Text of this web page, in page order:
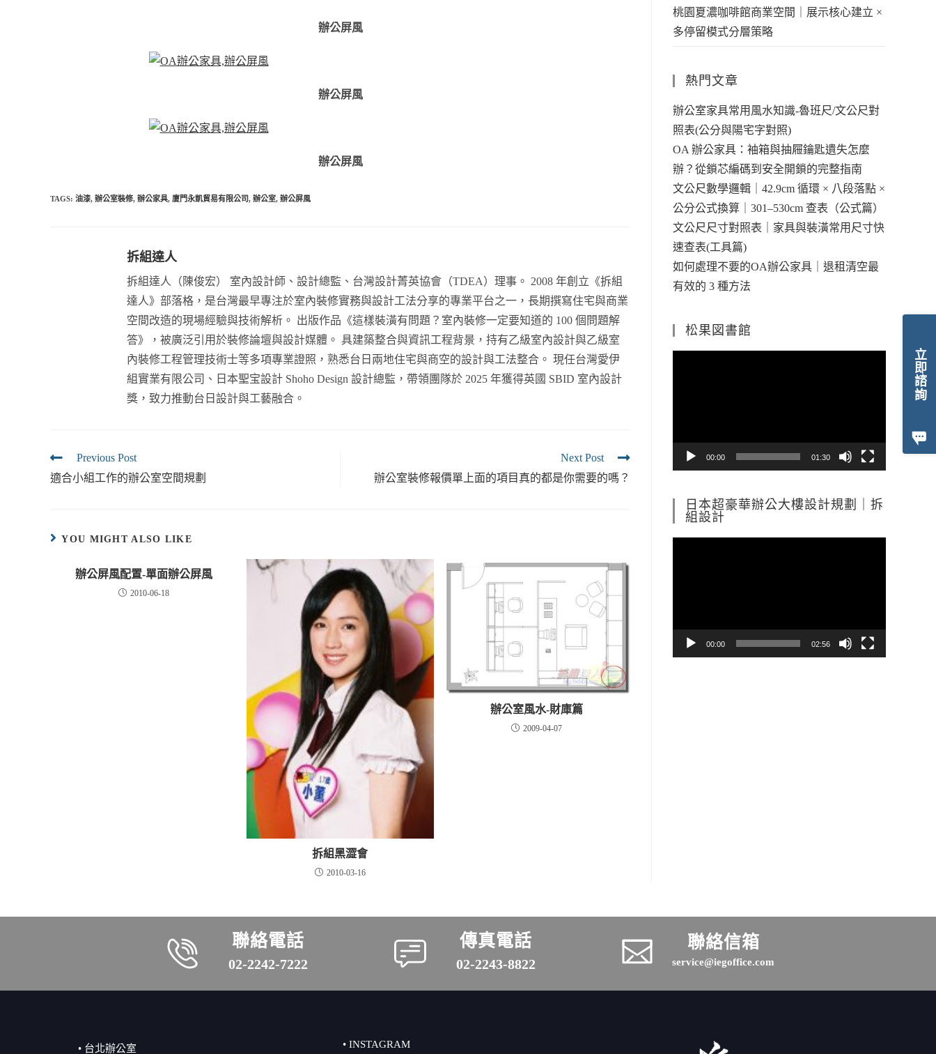
立即諮詢
辦公屏風
辦公屏風
辦公屏風
TAGS: 油漆, 辦公室裝修, 辦公家具, 廈門永凱貿易有限公司, 辦公室, 辦公屏風
拆組達人
拆組達人（陳俊宏） 室內設計師、設計總監、台灣設計菁英協會（TDEA）理事。 2008 年創立《拆組
達人》部落格，是台灣最早專注於室內裝修實務與設計工法分享的專業平台之一，長期撰寫住宅與商業
空間改造的現場經驗與技術解析。 出版作品《這樣裝潢有問題？室內裝修一定要知道的 100 個問題解
答》，被廣泛引用於裝修論壇與設計媒體。 具建築整合與資訊工程背景，持有乙級室內設計與乙級室
內裝修工程管理技術士等多項專業證照，熟悉台日兩地住宅與商空的設計與工法整合。 現任台灣愛伊
組實業有限公司、日本聖宝設計 Shoho Design 設計總監，帶領團隊於 2025 年獲得英國 SBID 室內設計
獎，致力推動台日設計與工藝融合。
Previous Post
適合小組工作的辦公室空間規劃
Next Post
辦公室裝修報價單上面的項目真的都是你需要的嗎？
YOU MIGHT ALSO LIKE
辦公屏風配置-單面辦公屏風
2010-06-18
拆組黑澀會
2010-03-16
辦公室風水-財庫篇
2009-04-07
桃園夏濃咖啡館商業空間｜展示核心建立 ×
多停留模式分層策略
熱門文章
辦公室家具常用風水知識-魯班尺/文公尺對
照表(公分與陽宅字對照)
OA 辦公家具：袖箱與抽屜鑰匙遺失怎麼
辦？從鎖芯編碼到安全開鎖的完整指南
文公尺數學邏輯｜42.9cm 循環 × 八段落點 ×
公分公式換算｜301–530cm 查表（公式篇）
文公尺尺寸對照表｜家具與裝潢常用尺寸快
速查表(工具篇)
如何處理不要的OA辦公家具｜退租清空最
有效的 3 種方法
松果図書館
00:00 01:30
日本超豪華辦公大樓設計規劃｜拆
組設計
00:00 02:56
聯絡電話
02-2242-7222
傳真電話
02-2243-8822
聯絡信箱
service@iegoffice.com
• 台北辦公室 • INSTAGRAM